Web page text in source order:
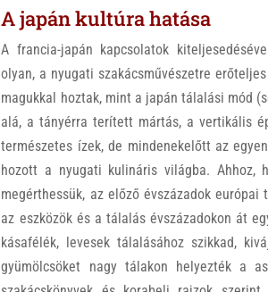
A japán kultúra hatása
A francia-japán kapcsolatok
olyan, a nyugati szakácsművészetre
magukkal hoztak, mint a japán tálalási mód
alá, a tányérra terített mártás, a vertikális
természetes ízek, de mindenekelőtt az
hozott a nyugati kulináris világba. Ahhoz,
megérthessük, az előző évszázadok
az eszközök és a tálalás évszázadokon át
kásafélék, levesek tálalásához szikkad,
gyümölcsöket nagy tálakon helyezték a